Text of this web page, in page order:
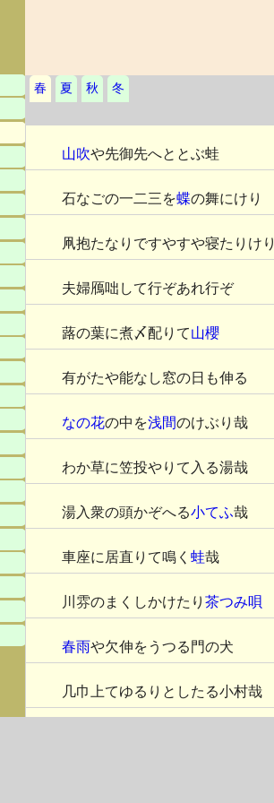
春 夏 秋
冬
山吹や先御先へととぶ蛙
石なごの一二三を蝶の舞にけり
凧抱たなりですやすや寝たりけり
夫婦鴈咄して行ぞあれ行ぞ
蕗の葉に煮〆配りて山櫻
有がたや能なし窓の日も伸る
なの花の中を浅間のけぶり哉
わか草に笠投やりて入る湯哉
湯入衆の頭かぞへる小てふ哉
車座に居直りて鳴く 蛙哉
川雰のまくしかけたり 茶つみ唄
春雨や欠伸をうつる門の犬
几巾上てゆるりとしたる小村哉